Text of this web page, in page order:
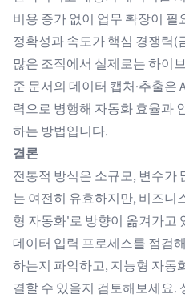
비용 증가 없이 업무 확장이 필
정확성과 속도가 핵심 경쟁력(
많은 조직에서 실제로는 하이
준 문서의 데이터 캡처·추출은
력으로 병행해 자동화 효율과
하는 방법입니다.
결론
전통적 방식은 소규모, 변수가
는 여전히 유효하지만, 비즈니
형 자동화'로 방향이 옮겨가고
데이터 입력 프로세스를 점검
하는지 파악하고, 지능형 자동
결할 수 있을지 검토해보세요.